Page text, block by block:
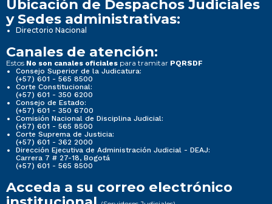
Ubicación de Despachos Judiciales
y Sedes administrativas:
Directorio Nacional
Canales de atención:
Estos No son canales oficiales para tramitar PQRSDF
Consejo Superior de la Judicatura:
(+57) 601 - 565 8500
Corte Constitucional:
(+57) 601 - 350 6200
Consejo de Estado:
(+57) 601 - 350 6700
Comisión Nacional de Disciplina Judicial:
(+57) 601 - 565 8500
Corte Suprema de Justicia:
(+57) 601 - 362 2000
Dirección Ejecutiva de Administración Judicial - DEAJ:
Carrera 7 # 27-18, Bogotá
(+57) 601 - 565 8500
Acceda a su correo electrónico